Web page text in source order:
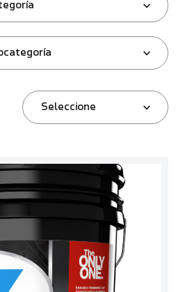
Seleccione